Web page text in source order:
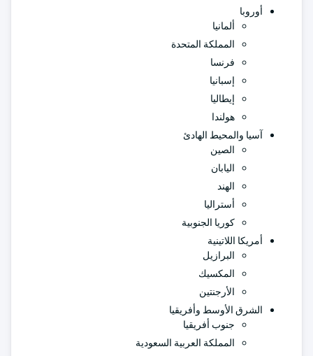
أوروبا
ألمانيا
المملكة المتحدة
فرنسا
إسبانيا
إيطاليا
هولندا
آسيا والمحيط الهادئ
الصين
اليابان
الهند
أستراليا
كوريا الجنوبية
أمريكا اللاتينية
البرازيل
المكسيك
الأرجنتين
الشرق الأوسط وأفريقيا
جنوب أفريقيا
المملكة العربية السعودية